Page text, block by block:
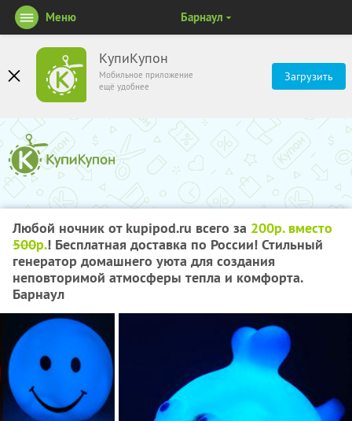
КупиКупон
Мобильное приложение
ещё удобнее
Загрузить
Меню Барнаул
Любой ночник от kupipod.ru всего за 200р. вместо
500р.! Бесплатная доставка по России! Стильный
генератор домашнего уюта для создания
неповторимой атмосферы тепла и комфорта.
Барнаул